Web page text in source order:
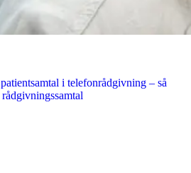
i telefonrådgivning – så